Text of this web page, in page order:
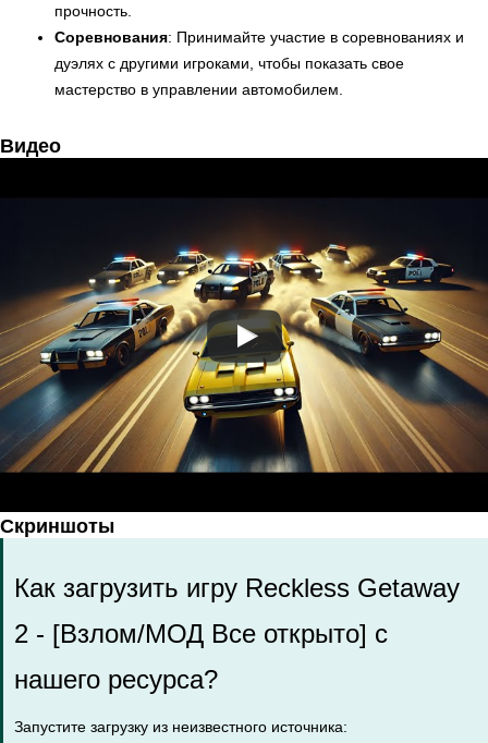
прочность.
Соревнования: Принимайте участие в соревнованиях и
дуэлях с другими игроками, чтобы показать свое
мастерство в управлении автомобилем.
Видео
Скриншоты
Как загрузить игру Reckless Getaway
2 - [Взлом/МОД Все открыто] с
нашего ресурса?
Запустите загрузку из неизвестного источника: